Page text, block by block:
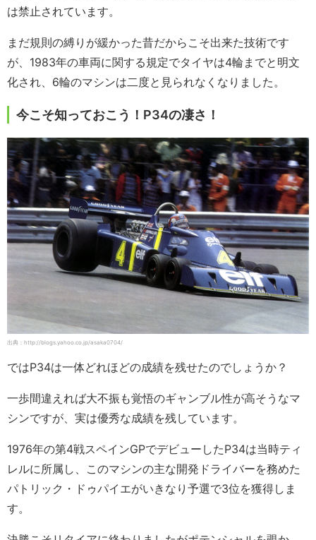
は禁止されています。
まだ規則の縛りが緩かった昔だからこそ出来た技術です
が、1983年の車両に関する規定でタイヤは4輪までと明文
化され、6輪のマシンは二度と見られなくなりました。
今こそ知っておこう！P34の凄さ！
出典：http://blogs.yahoo.co.jp/asaka0704/
ではP34は一体どれほどの成績を残せたのでしょうか？
一歩間違えれば大不振も覚悟のギャンブル性が高そうなマ
シンですが、実は優秀な成績を残しています。
1976年の第4戦スペインGPでデビューしたP34は当時ティ
レルに所属し、このマシンの主な開発ドライバーを務めた
パトリック・ドゥパイエがいきなり予選で3位を獲得しま
す。